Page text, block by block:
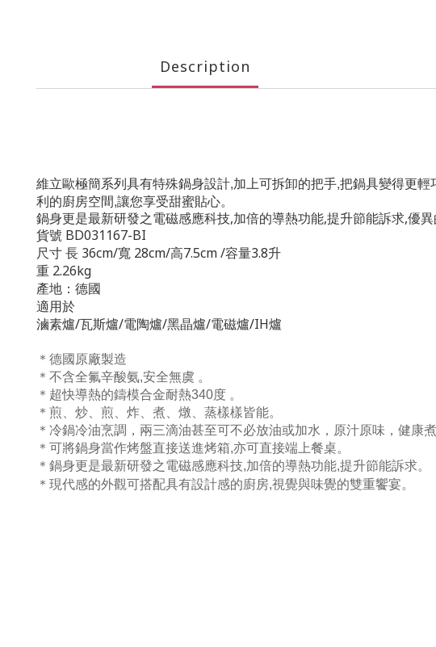
Description
維立歐極簡系列具有特殊鍋身設計,加上可拆卸的把手,把鍋具變得更
利的廚房空間,讓您享受甜蜜貼心。
鍋身更是最新研發之電磁感應科技,加倍的導熱功能,提升節能訴求,優
貨號 BD031167-BI
尺寸長 36cm/寬 28cm/高7.5cm /容量3.8升
重 2.26kg
產地：德國
適用於
滷素爐/瓦斯爐/電陶爐/黑晶爐/電磁爐/IH爐
＊德國原廠製造
＊不含全氟辛酸氨,安全無虞 。
＊超快導熱的鑄模合金耐熱340度 。
＊煎、炒、煎、炸、煮、燉、蒸樣樣皆能。
＊冷鍋冷油烹調，兩三滴油甚至可不必放油或加水，原汁原味，健康
＊可將鍋身當作烤盤直接送進烤箱,亦可直接端上餐桌。
＊鍋身更是最新研發之電磁感應科技,加倍的導熱功能,提升節能訴求。
＊現代感的外觀可搭配具有設計感的廚房,視覺與味覺的雙重饗宴。